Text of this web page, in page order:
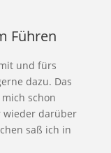
Führen
und fürs
dazu. Das
schon
wieder darüber
saß ich in